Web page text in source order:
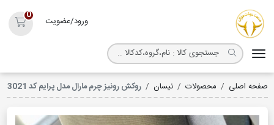
ورود/عضویت
0
صفحه اصلی محصولات نیسان روکش رونیز چرم مارال مدل پرایم کد 3021